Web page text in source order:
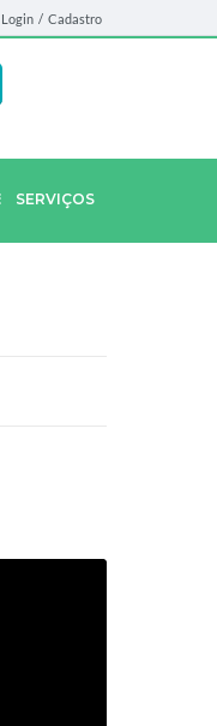
Login / Cadastro
SERVIÇOS